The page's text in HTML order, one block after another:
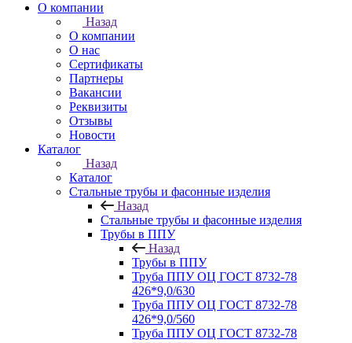
О компании
Назад
О компании
О нас
Сертификаты
Партнеры
Вакансии
Реквизиты
Отзывы
Новости
Каталог
Назад
Каталог
Стальные трубы и фасонные изделия
Назад
Стальные трубы и фасонные изделия
Трубы в ППУ
Назад
Трубы в ППУ
Труба ППУ ОЦ ГОСТ 8732-78
426*9,0/630
Труба ППУ ОЦ ГОСТ 8732-78
426*9,0/560
Труба ППУ ОЦ ГОСТ 8732-78